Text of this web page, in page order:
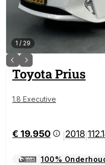
1 / 29
ToyotaPrius
1.8 Executive
€ 19.950 2018
100%